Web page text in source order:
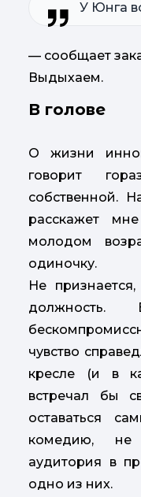
У Юнга
— сообщает
Выдыхаем.
В голове
О жизни
говорит
собственной.
расскажет
молодом
одиночку.
Не
чувство
кресле (и в
встречал бы
оставаться
комедию, не
аудитория в
одно из них.